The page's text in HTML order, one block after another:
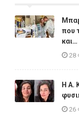
που
28
Η A.
26